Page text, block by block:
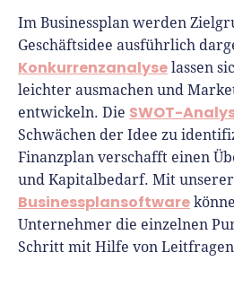
Im Businessplan werden
Geschäftsidee ausführlich
Konkurrenzanalyse lassen
leichter ausmachen und
entwickeln. Die SWOT-
Schwächen der Idee zu
Finanzplan verschafft einen
und Kapitalbedarf. Mit unserer
Businessplansoftware
Unternehmer die einzelnen
Schritt mit Hilfe von